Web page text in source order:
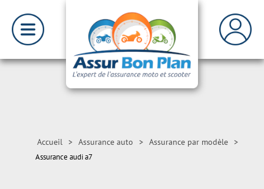
Accueil > Assurance auto > Assurance par modèle >
Assurance audi a7